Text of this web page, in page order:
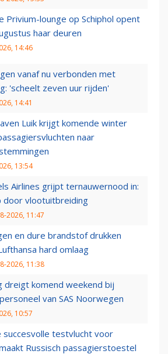
Privium-lounge op Schiphol opent
haar deuren
14:46
vanaf nu verbonden met
'scheelt zeven uur rijden'
14:41
Luik krijgt komende winter
naar
13:54
Airlines grijpt ternauwernood in:
door vlootuitbreiding
2026, 11:47
en dure brandstof drukken
hard omlaag
2026, 11:38
dreigt komend weekend bij
van SAS Noorwegen
10:57
succesvolle testvlucht voor
Russisch passagierstoestel